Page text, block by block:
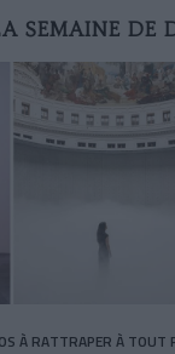
SEMAINE DE
À RATTRAPER À TOUT